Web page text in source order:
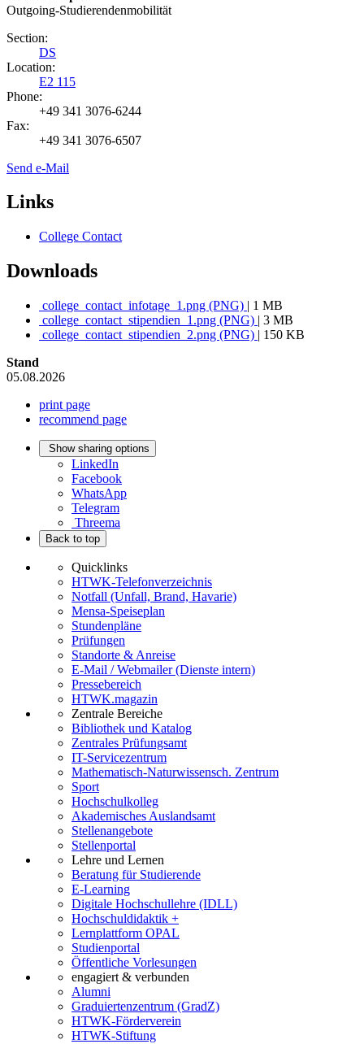
Outgoing-Studierendenmobilität
Section:
DS
Location:
E2 115
Phone:
+49 341 3076-6244
Fax:
+49 341 3076-6507
Send e-Mail
Links
College Contact
Downloads
college_contact_infotage_1.png (PNG) | 1 MB
college_contact_stipendien_1.png (PNG) | 3 MB
college_contact_stipendien_2.png (PNG) | 150 KB
Stand
05.08.2026
print page
recommend page
Show sharing options
LinkedIn
Facebook
WhatsApp
Telegram
Threema
Back to top
Quicklinks
HTWK-Telefonverzeichnis
Notfall (Unfall, Brand, Havarie)
Mensa-Speiseplan
Stundenpläne
Prüfungen
Standorte & Anreise
E-Mail / Webmailer (Dienste intern)
Pressebereich
HTWK.magazin
Zentrale Bereiche
Bibliothek und Katalog
Zentrales Prüfungsamt
IT-Servicezentrum
Mathematisch-Naturwissensch. Zentrum
Sport
Hochschulkolleg
Akademisches Auslandsamt
Stellenangebote
Stellenportal
Lehre und Lernen
Beratung für Studierende
E-Learning
Digitale Hochschullehre (IDLL)
Hochschuldidaktik +
Lernplattform OPAL
Studienportal
Öffentliche Vorlesungen
engagiert & verbunden
Alumni
Graduiertenzentrum (GradZ)
HTWK-Förderverein
HTWK-Stiftung